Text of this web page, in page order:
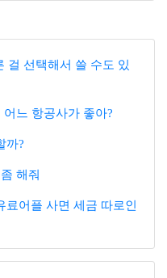
걸 선택해서 쓸 수도 있
느 항공사가 좋아?
까?
해줘
어플 사면 세금 따로인